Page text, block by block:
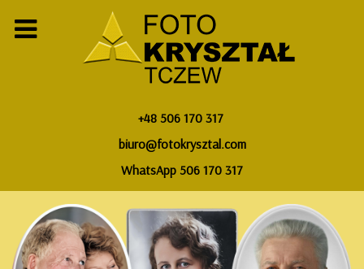
+48 506 170 317
biuro@fotokrysztal.com
WhatsApp 506 170 317